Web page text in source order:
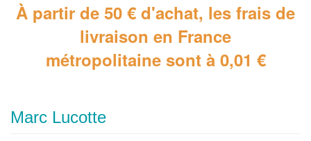
À partir de 50 € d'achat, les frais de
livraison en France
métropolitainesont à 0,01 €
Marc Lucotte